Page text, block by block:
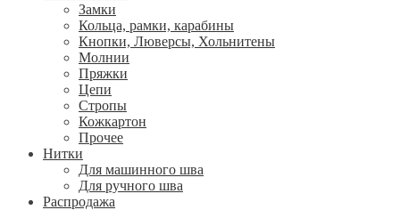
Замки
Кольца, рамки, карабины
Кнопки, Люверсы, Хольнитены
Молнии
Пряжки
Цепи
Стропы
Кожкартон
Прочее
Нитки
Для машинного шва
Для ручного шва
Распродажа